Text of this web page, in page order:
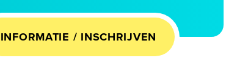
INFORMATIE / INSCHRIJVEN